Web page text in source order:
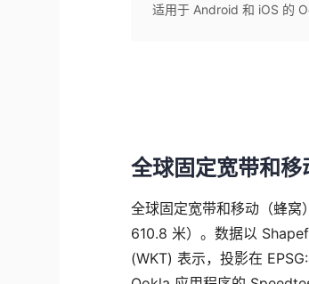
适用于 Android 和 iOS 的
全球固定宽带和
全球固定宽带和移动（蜂
610.8 米）。数据以
(WKT) 表示，投影在